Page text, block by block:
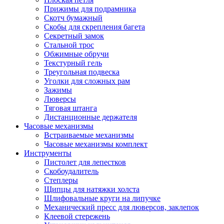
Прижимы для подрамника
Скотч бумажный
Скобы для скрепления багета
Секретный замок
Стальной трос
Обжимные обручи
Текстурный гель
Треугольная подвеска
Уголки для сложных рам
Зажимы
Люверсы
Тяговая штанга
Дистанционные держателя
Часовые механизмы
Встраиваемые механизмы
Часовые механизмы комплект
Инструменты
Пистолет для лепестков
Скобоудалитель
Степлеры
Щипцы для натяжки холста
Шлифовальные круги на липучке
Механический пресс для люверсов, заклепок
Клеевой стережень